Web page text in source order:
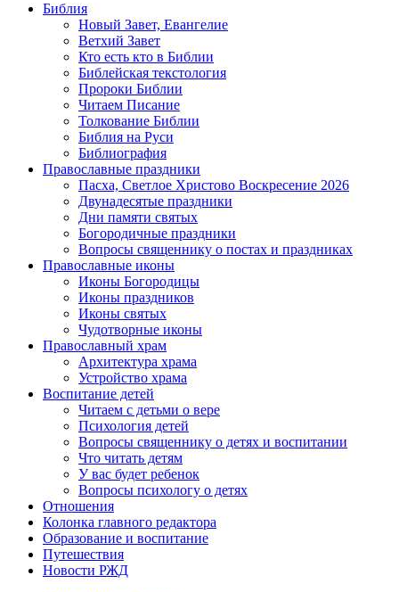
Библия
Новый Завет, Евангелие
Ветхий Завет
Кто есть кто в Библии
Библейская текстология
Пророки Библии
Читаем Писание
Толкование Библии
Библия на Руси
Библиография
Православные праздники
Пасха, Светлое Христово Воскресение 2026
Двунадесятые праздники
Дни памяти святых
Богородичные праздники
Вопросы священнику о постах и праздниках
Православные иконы
Иконы Богородицы
Иконы праздников
Иконы святых
Чудотворные иконы
Православный храм
Архитектура храма
Устройство храма
Воспитание детей
Читаем с детьми о вере
Психология детей
Вопросы священнику о детях и воспитании
Что читать детям
У вас будет ребенок
Вопросы психологу о детях
Отношения
Колонка главного редактора
Образование и воспитание
Путешествия
Новости РЖД